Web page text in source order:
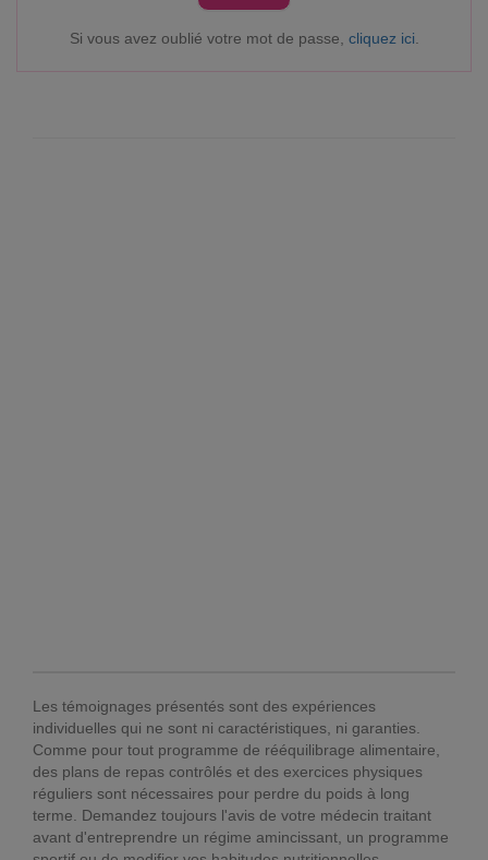
Si vous avez oublié votre mot de passe, cliquez ici
Les témoignages présentés sont des expériences
individuelles qui ne sont ni caractéristiques, ni garanties.
Comme pour tout programme de rééquilibrage alimentaire,
des plans de repas contrôlés et des exercices physiques
réguliers sont nécessaires pour perdre du poids à long
terme. Demandez toujours l'avis de votre médecin traitant
avant d'entreprendre un régime amincissant, un programme